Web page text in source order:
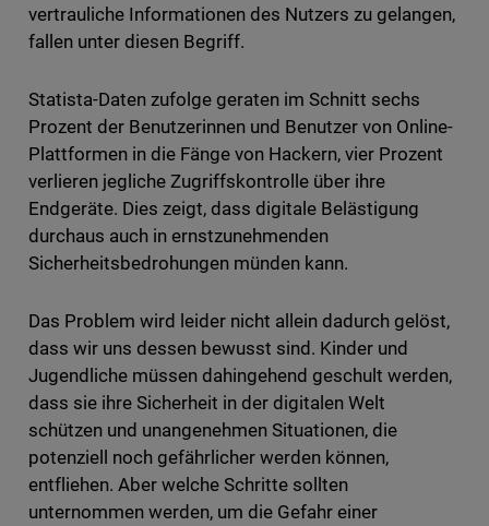
vertrauliche Informationen des Nutzers zu gelangen,
fallen unter diesen Begriff.
Statista-Daten zufolge geraten im Schnitt sechs
Prozent der Benutzerinnen und Benutzer von Online-
Plattformen in die Fänge von Hackern, vier Prozent
verlieren jegliche Zugriffskontrolle über ihre
Endgeräte. Dies zeigt, dass digitale Belästigung
durchaus auch in ernstzunehmenden
Sicherheitsbedrohungen münden kann.
Das Problem wird leider nicht allein dadurch gelöst,
dass wir uns dessen bewusst sind. Kinder und
Jugendliche müssen dahingehend geschult werden,
dass sie ihre Sicherheit in der digitalen Welt
schützen und unangenehmen Situationen, die
potenziell noch gefährlicher werden können,
entfliehen. Aber welche Schritte sollten
unternommen werden, um die Gefahr einer